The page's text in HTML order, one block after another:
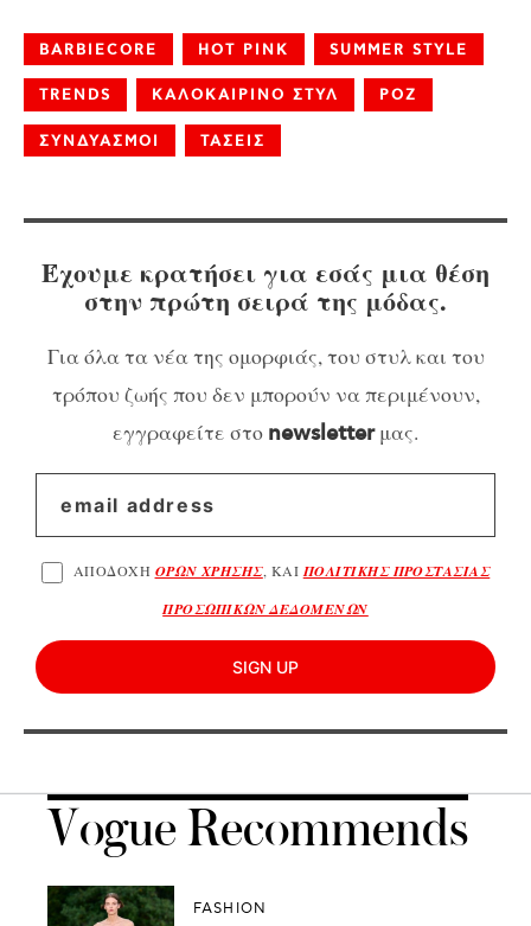
BARBIECORE HOT PINK SUMMER STYLE
TRENDS ΚΑΛΟΚΑΙΡΙΝΟ ΣΤΥΛ ΡΟΖ
ΣΥΝΔΥΑΣΜΟΙ ΤΑΣΕΙΣ
Έχουμε κρατήσει για εσάς μια θέση
στην πρώτη σειρά της μόδας.
Για όλα τα νέα της ομορφιάς, του στυλ και του
τρόπου ζωής που δεν μπορούν να περιμένουν,
εγγραφείτε στο newsletterμας.
ΑΠΟΔΟΧΗ ΟΡΩΝ ΧΡΗΣΗΣ, ΚΑΙ ΠΟΛΙΤΙΚΗΣ ΠΡΟΣΤΑΣΙΑΣ
ΠΡΟΣΩΠΙΚΩΝ ΔΕΔΟΜΕΝΩΝ
SIGN UP
Vogue Recommends
FASHION